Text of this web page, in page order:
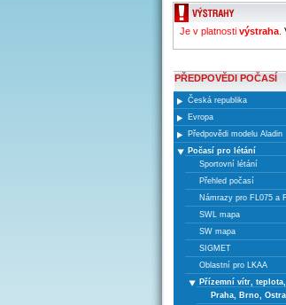
ZOBRAZENI
Je v platnosti výstraha.
PŘEDPOVĚDI POČASÍ
Česká republika
Evropa
Předpovědi modelu Aladin
Počasí pro létání
Sportovní létání
Přehled počasí
Námrazy pro FL075 a
SWL mapa
SW mapa
SIGMET
Oblastní pro LKAA
Přízemní vítr,
Praha, Brno,